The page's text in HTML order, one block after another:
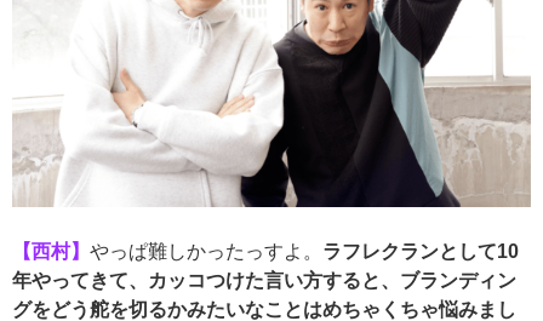
【西村】 やっぱ難しかったっすよ。 ラフレクランとして10
年やってきて、カッコつけた言い方すると、ブランディン
グをどう舵を切るかみたいなことはめちゃくちゃ悩みまし